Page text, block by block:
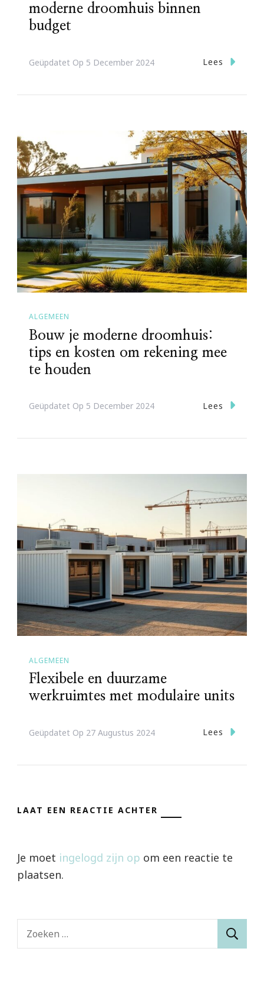
moderne droomhuis binnen
budget
Geüpdatet Op 5 December 2024 Lees
ALGEMEEN
Bouw je moderne droomhuis:
tips en kosten om rekening mee
te houden
Geüpdatet Op 5 December 2024 Lees
ALGEMEEN
Flexibele en duurzame
werkruimtes met modulaire units
Geüpdatet Op 27 Augustus 2024 Lees
LAAT EEN REACTIE ACHTER
Je moet ingelogd zijn op om een reactie te
plaatsen.